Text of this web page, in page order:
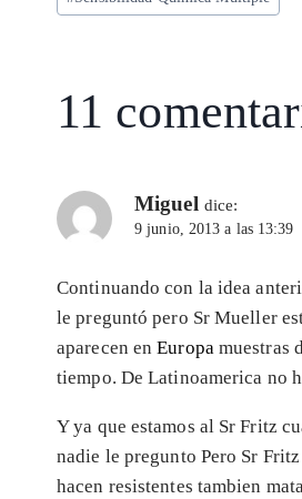
11
Miguel dice:
9 junio, 2013 a las 13:39
Continuando con la idea
le preguntó pero Sr Mueller
aparecen enEuropa muestras
tiempo. De Latinoamerica no
Y ya que estamos al Sr Fritz
nadie le pregunto Pero Sr
hacen resistentes tambien